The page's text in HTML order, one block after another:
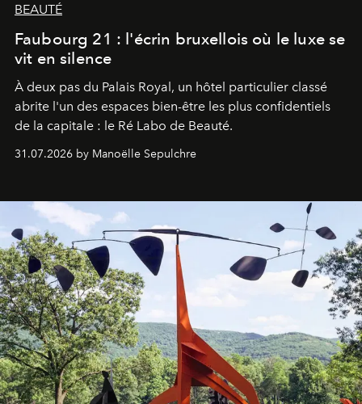
BEAUTÉ
Faubourg 21 : l'écrin bruxellois où le luxe se
vit en silence
À deux pas du Palais Royal, un hôtel particulier classé
abrite l'un des espaces bien-être les plus confidentiels
de la capitale : le Ré Labo de Beauté.
31.07.2026 by Manoëlle Sepulchre